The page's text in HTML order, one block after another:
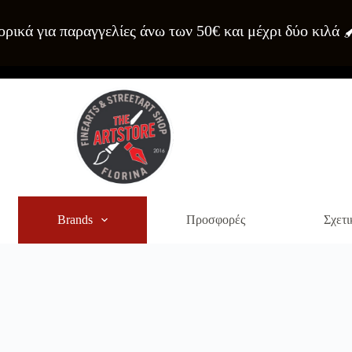
για παραγγελίες άνω των 50€ και μέχρι δύο κιλά
Brands Προσφορές